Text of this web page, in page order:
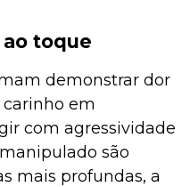
toque
demonstrar dor
em
com agressividade
são
mais profundas, a